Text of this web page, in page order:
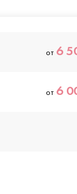
от 6
от 6